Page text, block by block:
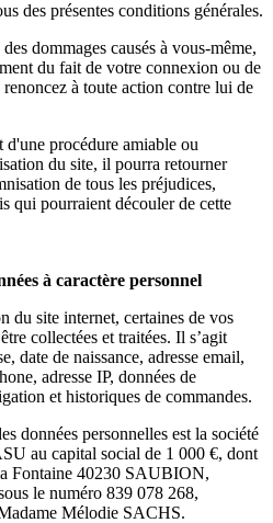
des présentes conditions générales.
dommages causés à vous-même,
du fait de votre connexion ou de
à toute action contre lui de
procédure amiable ou
du site, il pourra retourner
de tous les préjudices,
qui pourraient découler de cette
à caractère personnel
du site internet, certaines de vos
collectées et traitées. Il s’agit
date de naissance, adresse email,
adresse IP, données de
et historiques de commandes.
données personnelles est la société
au capital social de 1 000 €, dont
Fontaine 40230 SAUBION,
le numéro 839 078 268,
Mélodie SACHS.